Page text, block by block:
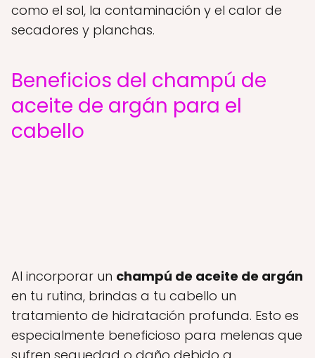
como el sol, la contaminación y el calor de
secadores y planchas.
Beneficios del champú de
aceite de argán para el
cabello
Al incorporar un champú de aceite de argán
en tu rutina, brindas a tu cabello un
tratamiento de hidratación profunda. Esto es
especialmente beneficioso para melenas que